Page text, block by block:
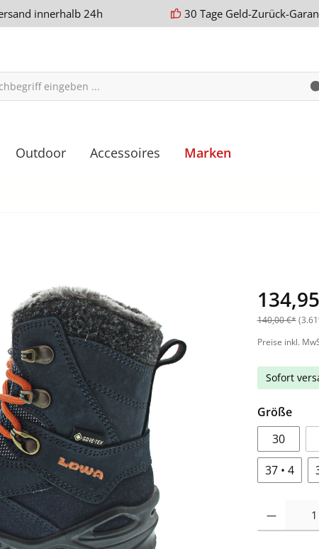
innerhalb 24h 30 Tage Geld-Zurück-
Outdoor Accessoires Marken
140,00 €*
Preise inkl.
Sofort
Größe
30
37 • 4